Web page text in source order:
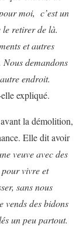
moi, c’est un
le retirer de là.
et autres
Nous demandons
endroit.
expliqué.
la démolition,
Elle dit avoir
veuve avec des
vivre et
sans nous
vends des bidons
un peu partout.